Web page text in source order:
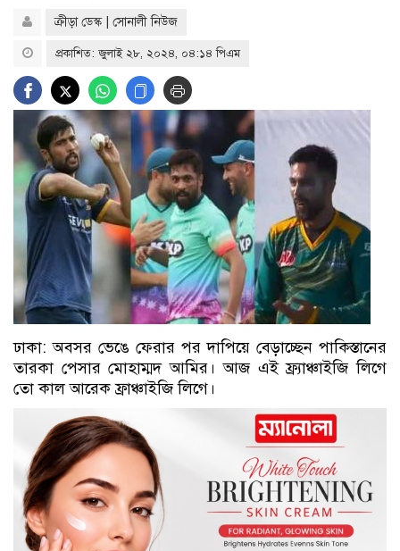
ক্রীড়া ডেস্ক | সোনালী নিউজ
প্রকাশিত: জুলাই ২৮, ২০২৪, ০৪:১৪ পিএম
ঢাকা: অবসর ভেঙে ফেরার পর দাপিয়ে বেড়াচ্ছেন পাকিস্তানের
তারকা পেসার মোহাম্মদ আমির। আজ এই ফ্র্যাঞ্চাইজি লিগে
তো কাল আরেক ফ্রাঞ্চাইজি লিগে।